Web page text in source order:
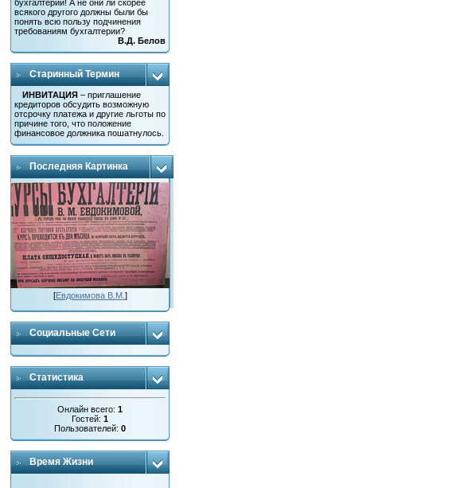
бухгалтерии! А не они ли скорее
всякого другого должны были бы
понять всю пользу подчинения
требованиям бухгалтерии?
В.Д. Белов
Старинный Термин
ИНВИТАЦИЯ – приглашение
кредиторов обсудить возможную
отсрочку платежа и другие льготы по
причине того, что положение
финансовое должника пошатнулось.
Последняя Картинка
[Евдокимова В.М. ]
Социальные Сети
Статистика
Онлайн всего:1
Гостей:1
Пользователей:0
Время Жизни